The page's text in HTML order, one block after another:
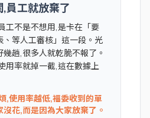
員工就放棄了
工不是不想用,是卡在「要
、等人工審核」這一段。光
趟,很多人就乾脆不報了。
用率就掉一截,這在數據上
,使用率越低,福委收到的單
花,而是因為大家放棄了。